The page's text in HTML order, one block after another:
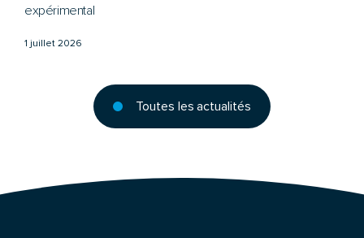
Toutes les actualités
expérimental
1 juillet 2026